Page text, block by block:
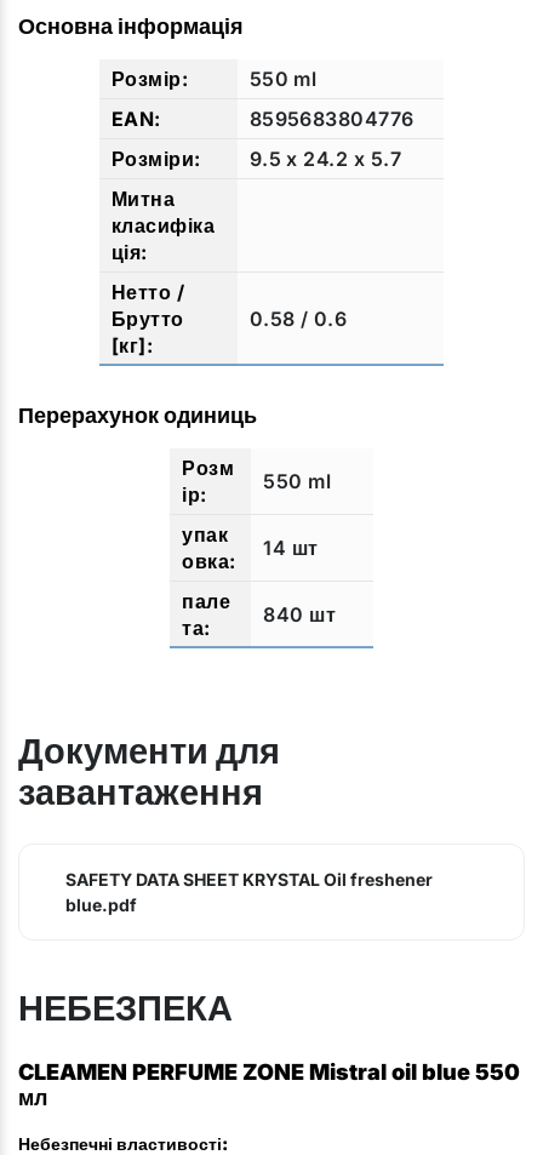
Основна інформація
550 ml
8595683804776
9.5 x 24.2 x 5.7
0.58 / 0.6
Перерахунок одиниць
550 ml
14 шт
840 шт
Документи для
завантаження
SAFETY DATA SHEET KRYSTAL Oil freshener
blue.pdf
НЕБЕЗПЕКА
CLEAMEN PERFUME ZONE Mistral oil blue 550
мл
Небезпечні властивості: